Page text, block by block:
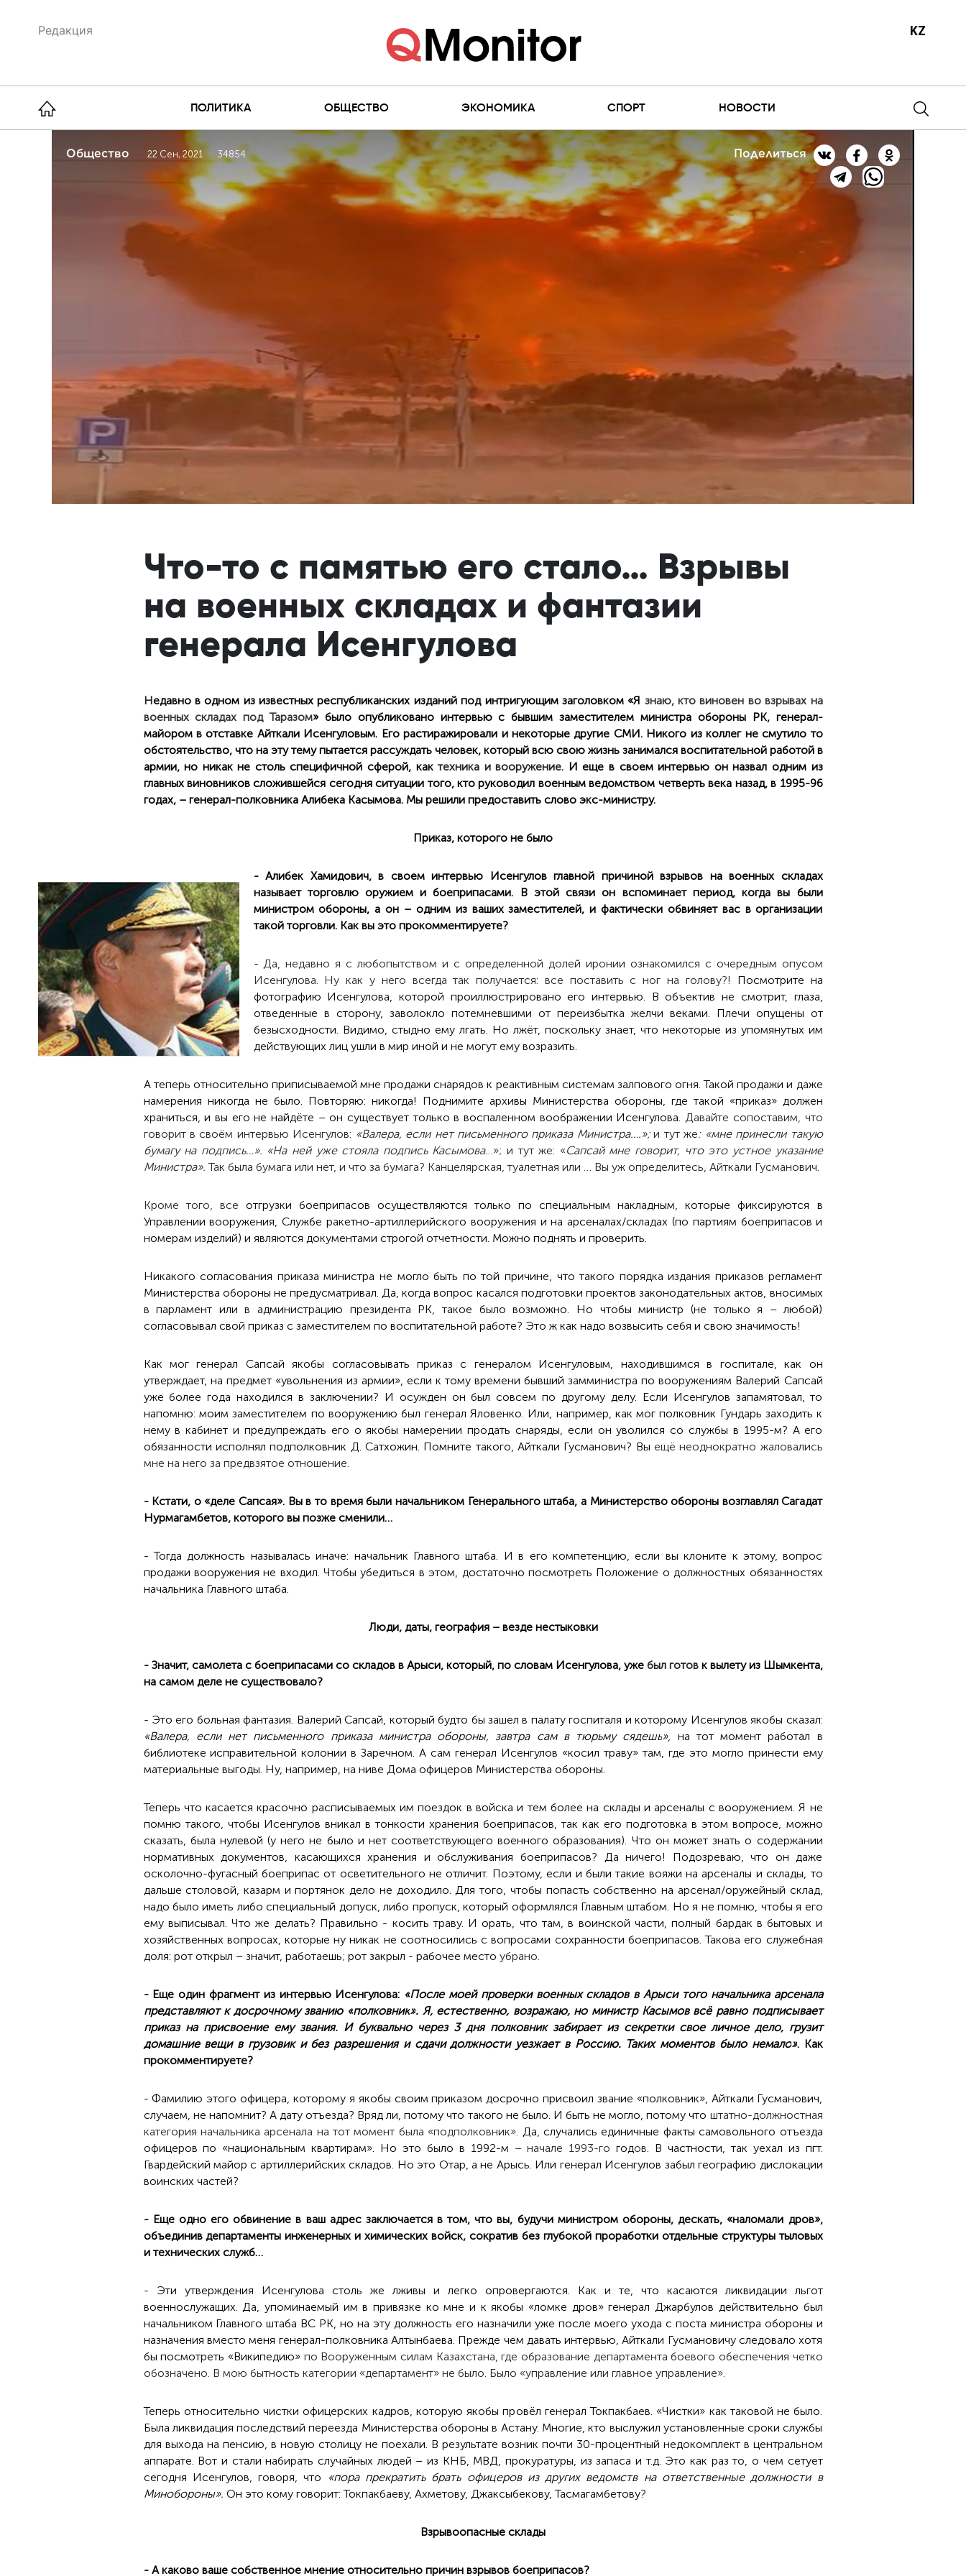
Редакция KZ
ПОЛИТИКА ОБЩЕСТВО ЭКОНОМИКА СПОРТ НОВОСТИ
Общество 22 Сен, 2021 34854 Поделиться
Что-то с памятью его стало… Взрывы
на военных складах и фантазии
генерала Исенгулова
Недавно в одном из известных республиканских изданий под интригующим заголовком «Я знаю, кто виновен во взрывах на
военных складах под Таразом» было опубликовано интервью с бывшим заместителем министра обороны РК, генерал-
майором в отставке Айткали Исенгуловым. Его растиражировали и некоторые другие СМИ. Никого из коллег не смутило то
обстоятельство, что на эту тему пытается рассуждать человек, который всю свою жизнь занимался воспитательной работой в
армии, но никак не столь специфичной сферой, кактехника и вооружение. И еще в своем интервью он назвал одним из
главных виновников сложившейся сегодня ситуации того, кто руководил военным ведомством четверть века назад, в 1995-96
годах, – генерал-полковника Алибека Касымова. Мы решили предоставить слово экс-министру.
Приказ, которого не было
- Алибек Хамидович, в своем интервью Исенгулов главной причиной взрывов на военных складах
называет торговлю оружием и боеприпасами. В этой связи он вспоминает период, когда вы были
министром обороны, а он – одним из ваших заместителей, и фактически обвиняет вас в организации
такой торговли. Как вы это прокомментируете?
-Да, недавно я с любопытством и с определенной долей иронии ознакомился с очередным опусом
Исенгулова. Ну как у него всегда так получается: все поставить с ног на голову?! Посмотрите на
фотографию Исенгулова, которой проиллюстрировано его интервью. В объектив не смотрит, глаза,
отведенные в сторону, заволокло потемневшими от переизбытка желчи веками. Плечи опущены от
безысходности. Видимо, стыдно ему лгать. Но лжёт, поскольку знает, что некоторые из упомянутых им
действующих лиц ушли в мир иной и не могут ему возразить.
А теперь относительно приписываемой мне продажи снарядов к реактивным системам залпового огня. Такой продажи и даже
намерения никогда не было. Повторяю: никогда! Поднимите архивы Министерства обороны, где такой «приказ» должен
храниться, и вы его не найдёте – он существует только в воспаленном воображении Исенгулова.Давайте сопоставим, что
говорит в своём интервью Исенгулов: «Валера, если нет письменного приказа Министра….»;и тут же: «мне принесли такую
бумагу на подпись…». «На ней уже стояла подпись Касымова…»; и тут же: «Сапсай мне говорит, что это устное указание
Министра».Так была бумага или нет, и что за бумага? Канцелярская, туалетная или … Вы уж определитесь, Айткали Гусманович.
Кроме того, все отгрузки боеприпасов осуществляются только по специальным накладным, которые фиксируются в
Управлении вооружения, Службе ракетно-артиллерийского вооружения и на арсеналах/складах (по партиям боеприпасов и
номерам изделий) и являются документами строгой отчетности. Можно поднять и проверить.
Никакого согласования приказа министра не могло быть по той причине, что такого порядка издания приказов регламент
Министерства обороны не предусматривал. Да, когда вопрос касался подготовки проектов законодательных актов, вносимых
в парламент или в администрацию президента РК, такое было возможно. Но чтобы министр (не только я – любой)
согласовывал свой приказ с заместителем по воспитательной работе? Это ж как надо возвысить себя и свою значимость!
Как мог генерал Сапсай якобы согласовывать приказ с генералом Исенгуловым, находившимся в госпитале, как он
утверждает, на предмет «увольнения из армии», если к тому времени бывший замминистра по вооружениям Валерий Сапсай
уже более года находился в заключении? И осужден он был совсем по другому делу. Если Исенгулов запамятовал, то
напомню: моим заместителем по вооружению был генерал Яловенко. Или, например, как мог полковник Гундарь заходить к
нему в кабинет и предупреждать его о якобы намерении продать снаряды, если он уволился со службы в 1995-м? А его
обязанности исполнял подполковник Д. Сатхожин. Помните такого, Айткали Гусманович? Вы ещё неоднократно жаловались
мне на него за предвзятое отношение.
- Кстати, о «деле Сапсая». Вы в то время были начальником Генерального штаба, а Министерство обороны возглавлял Сагадат
Нурмагамбетов, которого вы позже сменили…
- Тогда должность называлась иначе: начальник Главного штаба. И в его компетенцию, если вы клоните к этому, вопрос
продажи вооружения не входил. Чтобы убедиться в этом, достаточно посмотреть Положение о должностных обязанностях
начальника Главного штаба.
Люди, даты, география – везде нестыковки
- Значит, самолета с боеприпасами со складов в Арыси, который, по словам Исенгулова, уже был готов к вылету из Шымкента,
на самом деле не существовало?
- Это его больная фантазия. Валерий Сапсай, который будто бы зашел в палату госпиталя и которому Исенгулов якобы сказал:
«Валера, если нет письменного приказа министра обороны, завтра сам в тюрьму сядешь», на тот момент работал в
библиотеке исправительной колонии в Заречном. А сам генерал Исенгулов «косил траву» там, где это могло принести ему
материальные выгоды. Ну, например, на ниве Дома офицеров Министерства обороны.
Теперь что касается красочно расписываемых им поездок в войска и тем более на склады и арсеналы с вооружением. Я не
помню такого, чтобы Исенгулов вникал в тонкости хранения боеприпасов, так как его подготовка в этом вопросе, можно
сказать, была нулевой (у него не было и нет соответствующеговоенного образования). Что он может знать о содержании
нормативных документов, касающихся хранения и обслуживания боеприпасов? Да ничего! Подозреваю, что он даже
осколочно-фугасный боеприпас от осветительного не отличит. Поэтому, если и были такие вояжи на арсеналы и склады, то
дальше столовой, казарм и портянок дело не доходило. Для того, чтобы попасть собственно на арсенал/оружейный склад,
надо было иметь либо специальный допуск, либо пропуск, который оформлялся Главным штабом. Но я не помню, чтобы я его
ему выписывал. Что же делать? Правильно - косить траву. И орать, что там, в воинской части, полный бардак в бытовых и
хозяйственных вопросах, которые ну никак не соотносились с вопросами сохранности боеприпасов. Такова его служебная
доля: рот открыл – значит, работаешь; рот закрыл - рабочее место убрано.
- Еще один фрагмент из интервью Исенгулова: «После моей проверки военных складов в Арыси того начальника арсенала
представляют к досрочному званию «полковник». Я, естественно, возражаю, но министр Касымов всё равно подписывает
приказ на присвоение ему звания. И буквально через 3 дня полковник забирает из секретки свое личное дело, грузит
домашние вещи в грузовик и без разрешения и сдачи должности уезжает в Россию. Таких моментов было немало». Как
прокомментируете?
- Фамилию этого офицера, которому я якобы своим приказом досрочно присвоил звание «полковник», Айткали Гусманович,
случаем, не напомнит? А дату отъезда? Вряд ли, потому что такого не было. И быть не могло, потому что штатно-должностная
категория начальника арсенала на тот момент была «подполковник». Да, случались единичные факты самовольного отъезда
офицеров по «национальным квартирам». Но это было в 1992-м – начале 1993-го годов. В частности, так уехал из пгт.
Гвардейский майор с артиллерийских складов. Но это Отар, а не Арысь. Или генерал Исенгулов забыл географию дислокации
воинских частей?
- Еще одно его обвинение в ваш адрес заключается в том, что вы, будучи министром обороны, дескать, «наломали дров»,
объединив департаменты инженерных и химических войск, сократив без глубокой проработки отдельные структуры тыловых
и технических служб…
- Эти утверждения Исенгулова столь же лживы и легко опровергаются. Как и те, что касаются ликвидации льгот
военнослужащих. Да, упоминаемый им в привязке ко мне и к якобы «ломке дров» генерал Джарбулов действительно был
начальником Главного штаба ВС РК, но на эту должность его назначили уже после моего ухода с поста министра обороны и
назначения вместо меня генерал-полковника Алтынбаева. Прежде чем давать интервью, Айткали Гусмановичу следовало хотя
бы посмотреть «Википедию»по Вооруженным силам Казахстана, где образование департамента боевого обеспечения четко
обозначено. В мою бытность категории «департамент» не было. Было «управление или главное управление».
Теперь относительно чистки офицерских кадров, которую якобы провёл генерал Токпакбаев. «Чистки» как таковой не было.
Была ликвидация последствий переезда Министерства обороны в Астану. Многие, кто выслужил установленные сроки службы
для выхода на пенсию, в новую столицу не поехали. В результате возник почти 30-процентный недокомплект в центральном
аппарате. Вот и стали набирать случайных людей – из КНБ, МВД, прокуратуры, из запаса и т.д. Это как раз то, о чем сетует
сегодня Исенгулов, говоря, что
«пора прекратить брать офицеров из других ведомств на ответственные должности в
Минобороны». Он это кому говорит: Токпакбаеву, Ахметову, Джаксыбекову, Тасмагамбетову?
Взрывоопасные склады
- А каково ваше собственное мнение относительно причин взрывов боеприпасов?